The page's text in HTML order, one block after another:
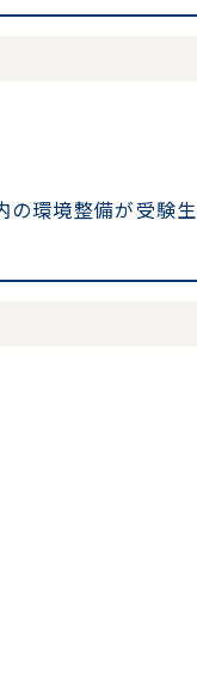
の環境整備が受験生